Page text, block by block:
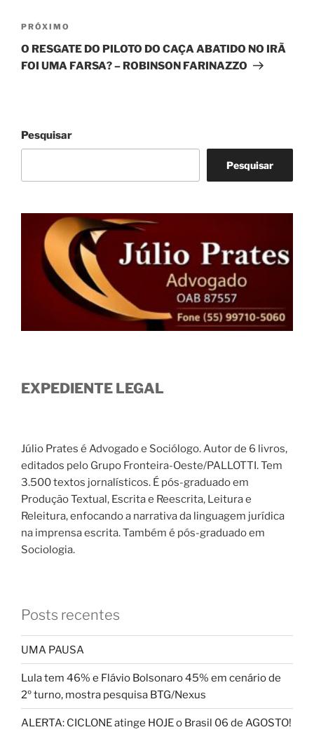
Próximo
post
PRÓXIMO
O RESGATE DO PILOTO DO CAÇA ABATIDO NO IRÃ
FOI UMA FARSA? – ROBINSON FARINAZZO
Pesquisar
Pesquisar
EXPEDIENTE LEGAL
Júlio Prates é Advogado e Sociólogo. Autor de 6 livros,
editados pelo Grupo Fronteira-Oeste/PALLOTTI. Tem
3.500 textos jornalísticos. É pós-graduado em
Produção Textual, Escrita e Reescrita, Leitura e
Releitura, enfocando a narrativa da linguagem jurídica
na imprensa escrita. Também é pós-graduado em
Sociologia.
Posts recentes
UMA PAUSA
Lula tem 46% e Flávio Bolsonaro 45% em cenário de
2º turno, mostra pesquisa BTG/Nexus
ALERTA: CICLONE atinge HOJE o Brasil 06 de AGOSTO!